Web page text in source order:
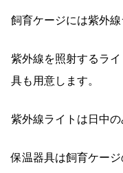
飼育ケージには紫外線
紫外線を照射するラ
具も用意します。
紫外線ライトは日中の
保温器具は飼育ケー